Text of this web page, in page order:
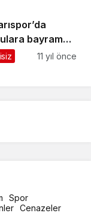
bayram
11 yıl önce
Spor
Cenazeler